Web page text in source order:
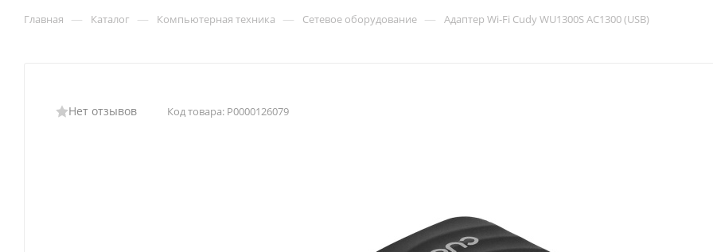
Главная — Каталог — Компьютерная техника — Сетевое оборудование — Адаптер Wi-Fi Cudy WU1300S AC1300 (USB)
Нет отзывов Код товара: Р0000126079